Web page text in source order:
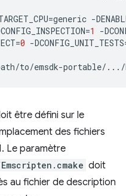
=generic -
=1
-
=0 -DCONFIG_UNIT_TESTS
être défini sur le
des fichiers
Le paramètre
doit
au fichier de description